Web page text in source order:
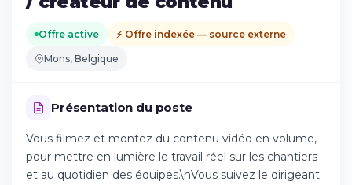
Offre active ⚡ Offre indexée — source externe
Mons, Belgique
Présentation du poste
Vous filmez et montez du contenu vidéo en volume,
pour mettre en lumière le travail réel sur les chantiers
et au quotidien des équipes.\nVous suivez le dirigeant
Continuer sur iPhone